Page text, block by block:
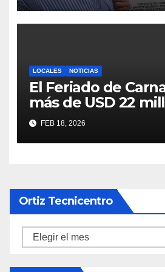
LOCALES NOTICIAS
El Feriado de
más de USD 22
ingresos y un
visitantes en
FEB 18, 2026
Ortiz Tecnicentro
Ortiz